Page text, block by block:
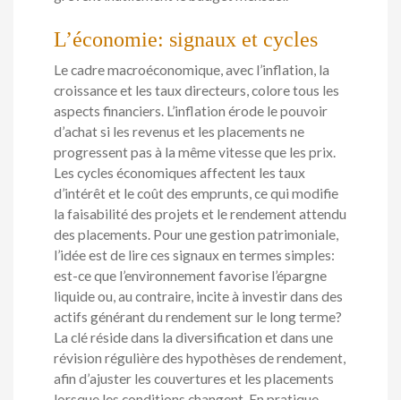
L’économie: signaux et cycles
Le cadre macroéconomique, avec l’inflation, la
croissance et les taux directeurs, colore tous les
aspects financiers. L’inflation érode le pouvoir
d’achat si les revenus et les placements ne
progressent pas à la même vitesse que les prix.
Les cycles économiques affectent les taux
d’intérêt et le coût des emprunts, ce qui modifie
la faisabilité des projets et le rendement attendu
des placements. Pour une gestion patrimoniale,
l’idée est de lire ces signaux en termes simples:
est-ce que l’environnement favorise l’épargne
liquide ou, au contraire, incite à investir dans des
actifs générant du rendement sur le long terme?
La clé réside dans la diversification et dans une
révision régulière des hypothèses de rendement,
afin d’ajuster les couvertures et les placements